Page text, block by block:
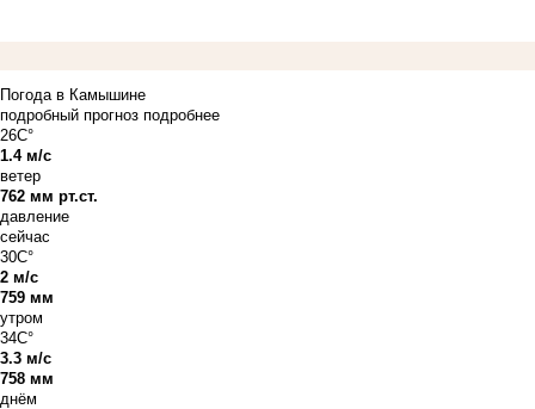
Погода в Камышине
подробный прогноз подробнее
26C°
1.4 м/с
ветер
762 мм рт.ст.
давление
сейчас
30C°
2 м/с
759 мм
утром
34C°
3.3 м/с
758 мм
днём